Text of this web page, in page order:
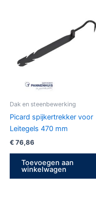
Dak en steenbewerking
Picard spijkertrekker voor
Leitegels 470 mm
€ 76,86
Toevoegen aan
winkelwagen